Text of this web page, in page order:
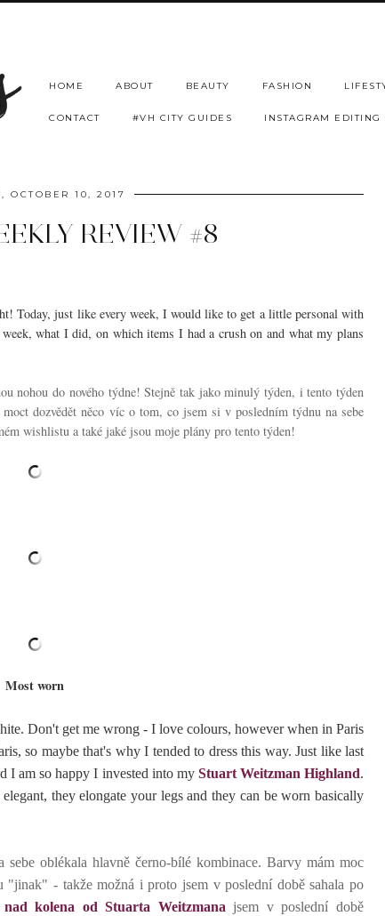
HOME ABOUT BEAUTY FASHION
CONTACT #VH CITY GUIDES INSTAGRAM EDITING
OCTOBER 10, 2017
REVIEW #8
Today, just like every week, I would like to get a little personal with
what I did, on which items I had a crush on and what my plans
nohou do nového týdne! Stejně tak jako minulý týden, i tento týden
dozvědět něco víc o tom, co jsem si v posledním týdnu na sebe
wishlistu a také jaké jsou moje plány pro tento týden!
Most worn
Don't get me wrong - I love colours, however when in Paris
so maybe that's why I tended to dress this way. Just like last
I am so happy I invested into my Stuart Weitzman Highland.
they elongate your legs and they can be worn basically
oblékala hlavně černo-bílé kombinace. Barvy mám moc
- takže možná i proto jsem v poslední době sahala po
kolena od Stuarta Weitzmana jsem v poslední době